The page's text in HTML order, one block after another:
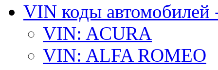
VIN коды автомобилей
VIN: ACURA
VIN: ALFA ROMEO